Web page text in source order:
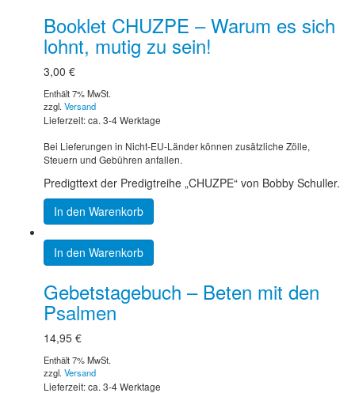
Booklet CHUZPE – Warum es sich
lohnt, mutig zu sein!
3,00 €
Enthält 7% MwSt.
zzgl.Versand
Lieferzeit: ca. 3-4 Werktage
Bei Lieferungen in Nicht-EU-Länder können zusätzliche Zölle,
Steuern und Gebühren anfallen.
Predigttext der Predigtreihe „CHUZPE“ von Bobby Schuller.
In den Warenkorb
In den Warenkorb
Gebetstagebuch – Beten mit den
Psalmen
14,95 €
Enthält 7% MwSt.
zzgl.Versand
Lieferzeit: ca. 3-4 Werktage